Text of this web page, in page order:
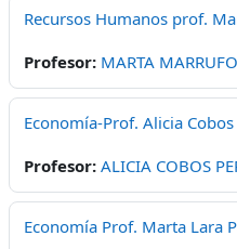
Recursos Humanos prof.
Profesor: MARTA
Economía-Prof. Alicia Cobos
Profesor: ALICIA COBOS
Economía Prof. Marta Lara